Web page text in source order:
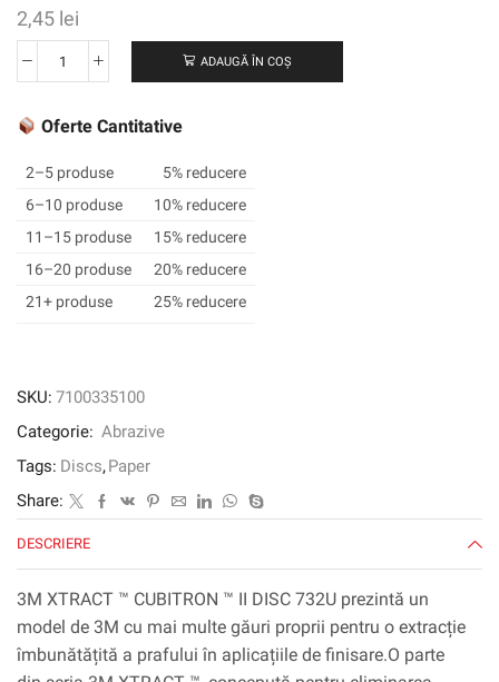
2,45 lei
Cantitate
XTRACT
CUBITRON
II
DISC
DE
PAPER
Weight,
mm
X
Die
300L
ADAUGĂ ÎN COȘ
Oferte Cantitative
2–5 produse
5% reducere
6–10 produse
10% reducere
11–15 produse
15% reducere
16–20 produse
20% reducere
21+ produse
25% reducere
SKU: 7100335100
Categorie: Abrazive
Tags: Discs,Paper
Share:
DESCRIERE
3M XTRACT ™ CUBITRON ™ II DISC 732U prezintă un
model de 3M cu mai multe găuri proprii pentru o extracție
îmbunătățită a prafului în aplicațiile de finisare.O parte